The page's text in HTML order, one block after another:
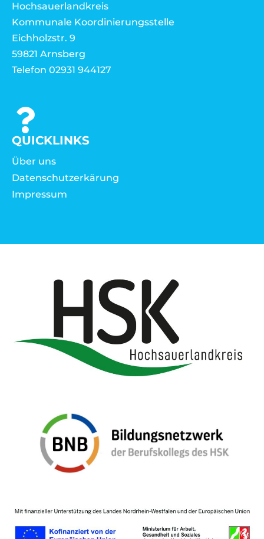
Hochsauerlandkreis
Kommunale Koordinierungsstelle
Eichholzstr. 9
59821 Arnsberg
Telefon 02931 944127
QUICKLINKS
Über uns
Datenschutzerkärung
Impressum